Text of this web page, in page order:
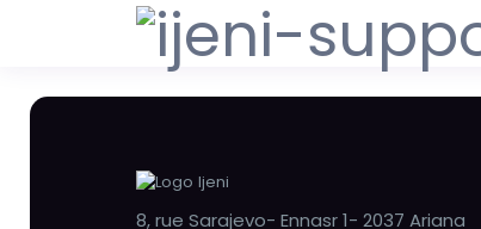
8, rue Sarajevo- Ennasr 1- 2037 Ariana